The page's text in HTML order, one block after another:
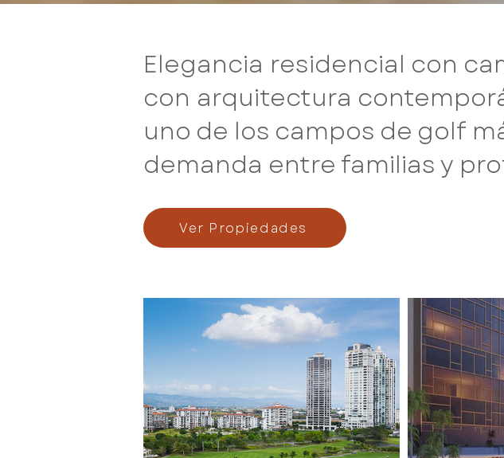
Elegancia residencial con
con arquitectura
uno de los campos de golf
demanda entre familias y
Ver Propiedades